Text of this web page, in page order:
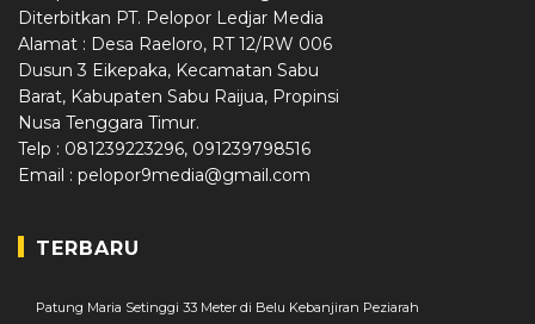
Diterbitkan PT. Pelopor Ledjar Media
Alamat : Desa Raeloro, RT 12/RW 006
Dusun 3 Eikepaka, Kecamatan Sabu
Barat, Kabupaten Sabu Raijua, Propinsi
Nusa Tenggara Timur.
Telp : 081239223296, 091239798516
Email : pelopor9media@gmail.com
TERBARU
Patung Maria Setinggi 33 Meter di Belu Kebanjiran Peziarah